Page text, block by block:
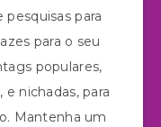
para
para o seu
populares,
nichadas, para
Mantenha um